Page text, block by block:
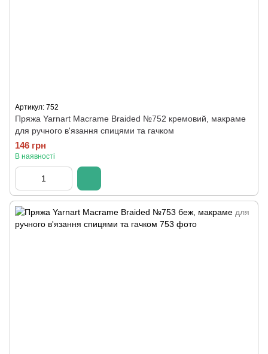
Артикул: 752
Пряжа Yarnart Macrame Braided №752 кремовий, макраме
для ручного в'язання спицями та гачком
146 грн
В наявності